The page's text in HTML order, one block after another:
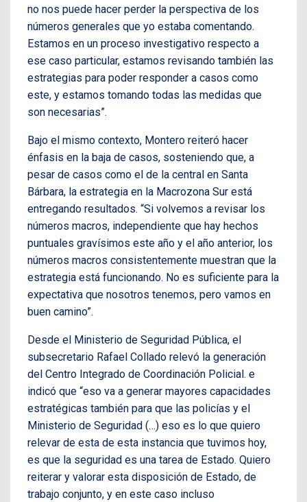
no nos puede hacer perder la perspectiva de los
números generales que yo estaba comentando.
Estamos en un proceso investigativo respecto a
ese caso particular, estamos revisando también las
estrategias para poder responder a casos como
este, y estamos tomando todas las medidas que
son necesarias”.
Bajo el mismo contexto, Montero reiteró hacer
énfasis en la baja de casos, sosteniendo que, a
pesar de casos como el de la central en Santa
Bárbara, la estrategia en la Macrozona Sur está
entregando resultados. “Si volvemos a revisar los
números macros, independiente que hay hechos
puntuales gravísimos este año y el año anterior, los
números macros consistentemente muestran que la
estrategia está funcionando. No es suficiente para la
expectativa que nosotros tenemos, pero vamos en
buen camino”.
Desde el Ministerio de Seguridad Pública, el
subsecretario Rafael Collado relevó la generación
del Centro Integrado de Coordinación Policial. e
indicó que “eso va a generar mayores capacidades
estratégicas también para que las policías y el
Ministerio de Seguridad (…) eso es lo que quiero
relevar de esta de esta instancia que tuvimos hoy,
es que la seguridad es una tarea de Estado. Quiero
reiterar y valorar esta disposición de Estado, de
trabajo conjunto, y en este caso incluso